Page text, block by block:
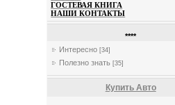
ГОСТЕВАЯ КНИГА
НАШИ КОНТАКТЫ
****
Интересно [34]
Полезно знать [35]
Купить Авто